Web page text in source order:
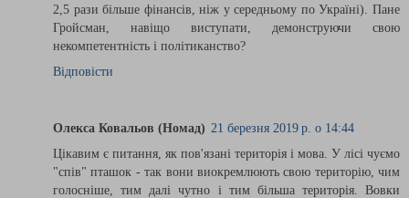
2,5 рази більше фінансів, ніж у середньому по Україні). Пане
Гройсман, навіщо виступати, демонструючи свою
некомпетентність і політиканство?
Відповісти
Олекса Ковальов (Номад) 21 березня 2019 р. о 14:44
Цікавим є питання, як пов'язані територія і мова. У лісі чуємо
"спів" пташок - так вони виокремлюють свою територію, чим
голосніше, тим далі чутно і тим більша територія. Вовки